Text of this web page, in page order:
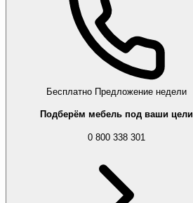
Бесплатно Предложение недели
Подберём мебель под ваши цели
0 800 338 301